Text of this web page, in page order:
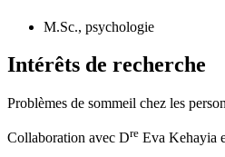
M.Sc., psychologie
Intérêts de recherche
Problèmes de sommeil chez les
Collaboration avec Dre Eva Kehayia